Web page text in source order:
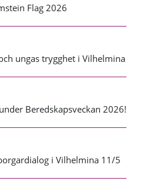
Flag 2026
ungas trygghet i Vilhelmina
Beredskapsveckan 2026!
i Vilhelmina 11/5